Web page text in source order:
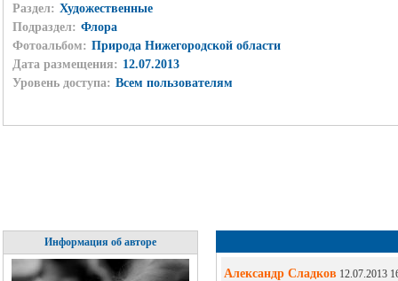
Раздел: Художественные
Подраздел: Флора
Фотоальбом: Природа Нижегородской области
Дата размещения: 12.07.2013
Уровень доступа: Всем пользователям
Информация об авторе
Александр Сладков 12.07.2013